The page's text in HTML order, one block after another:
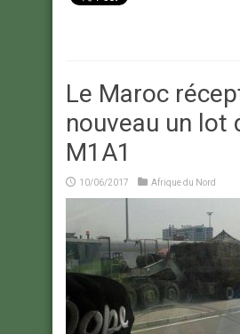
Le Maroc
nouveau un lot
M1A1
10/06/2017 Afrique du Nord